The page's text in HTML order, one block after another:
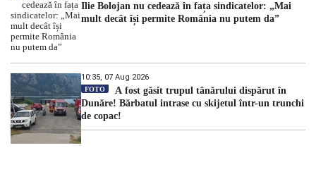
Ilie Bolojan nu cedează în fața sindicatelor: „Mai
mult decât își permite România nu putem da”
10:35, 07 Aug 2026
FOTO
A fost găsit trupul tânărului dispărut în
Dunăre! Bărbatul intrase cu skijetul într-un trunchi
de copac!